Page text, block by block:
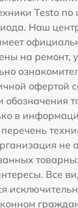
Testo по
Наш
на ремонт,
офертой
в
не
Все